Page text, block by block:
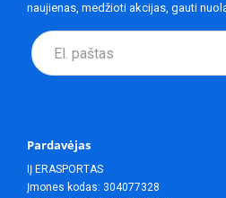
naujienas, medžioti akcijas, gauti
Pardavėjas
IĮ ERASPORTAS
Įmones kodas: 304077328